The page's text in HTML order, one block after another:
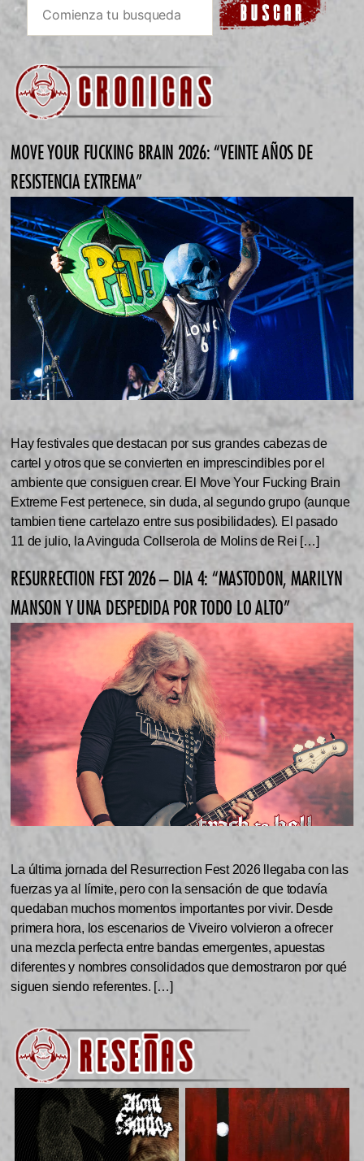
MOVE YOUR FUCKING BRAIN 2026: “VEINTE AÑOS DE
RESISTENCIA EXTREMA”
Hay festivales que destacan por sus grandes cabezas de
cartel y otros que se convierten en imprescindibles por el
ambiente que consiguen crear. El Move Your Fucking Brain
Extreme Fest pertenece, sin duda, al segundo grupo (aunque
tambien tiene cartelazo entre sus posibilidades). El pasado
11 de julio, la Avinguda Collserola de Molins de Rei […]
RESURRECTION FEST 2026 – DIA 4: “MASTODON, MARILYN
MANSON Y UNA DESPEDIDA POR TODO LO ALTO”
La última jornada del Resurrection Fest 2026 llegaba con las
fuerzas ya al límite, pero con la sensación de que todavía
quedaban muchos momentos importantes por vivir. Desde
primera hora, los escenarios de Viveiro volvieron a ofrecer
una mezcla perfecta entre bandas emergentes, apuestas
diferentes y nombres consolidados que demostraron por qué
siguen siendo referentes. […]